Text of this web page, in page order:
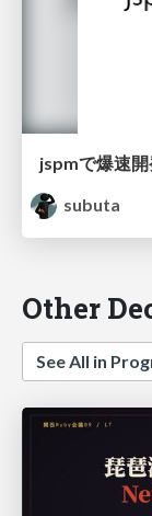
jspmで爆速開
subuta
Other
See All in